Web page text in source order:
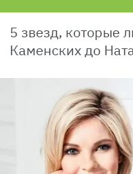
5 звезд, которые
Каменских до